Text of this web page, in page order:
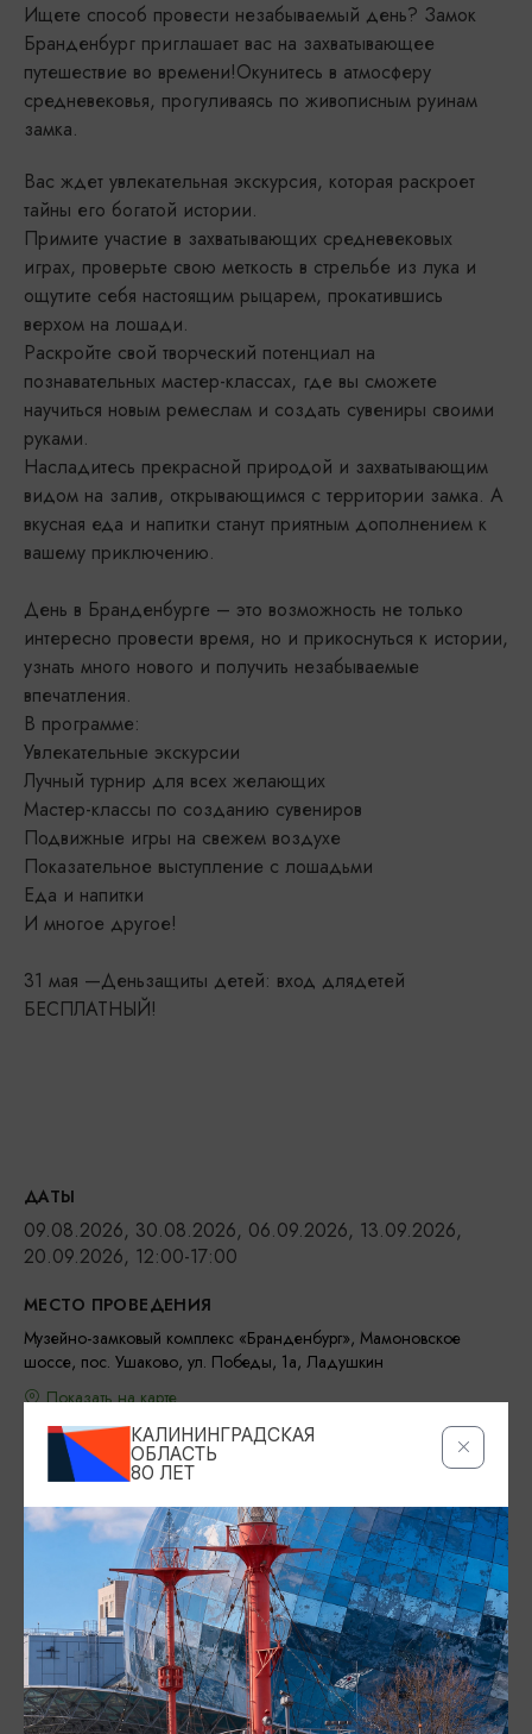
Ищете способ провести незабываемый день? Замок
Бранденбург приглашает вас на захватывающее
путешествие во времени!Окунитесь в атмосферу
средневековья, прогуливаясь по живописным руинам
замка.
Вас ждет увлекательная экскурсия, которая раскроет
тайны его богатой истории.
Примите участие в захватывающих средневековых
играх, проверьте свою меткость в стрельбе из лука и
ощутите себя настоящим рыцарем, прокатившись
верхом на лошади.
Раскройте свой творческий потенциал на
познавательных мастер-классах, где вы сможете
научиться новым ремеслам и создать сувениры своими
руками.
Насладитесь прекрасной природой и захватывающим
видом на залив, открывающимся с территории замка. А
вкусная еда и напитки станут приятным дополнением к
вашему приключению.
День в Бранденбурге – это возможность не только
интересно провести время, но и прикоснуться к истории,
узнать много нового и получить незабываемые
впечатления.
В программе:
Увлекательные экскурсии
Лучный турнир для всех желающих
Мастер-классы по созданию сувениров
Подвижные игры на свежем воздухе
Показательное выступление с лошадьми
Еда и напитки
И многое другое!
31 мая —Деньзащиты детей: вход длядетей
БЕСПЛАТНЫЙ!
ДАТЫ
09.08.2026, 30.08.2026, 06.09.2026, 13.09.2026,
20.09.2026, 12:00-17:00
МЕСТО ПРОВЕДЕНИЯ
Музейно-замковый комплекс «Бранденбург», Мамоновское
шоссе, пос. Ушаково, ул. Победы, 1а, Ладушкин
Показать на карте
ТЕЛЕФОН
+7 (4012) 52-50-53
ВОЗРАСТНЫЕ ОГРАНИЧЕНИЯ
Взрослый - 500 рублей
Детский - 300 рублей
КАЛИНИНГРАДСКАЯ
ОБЛАСТЬ
80 ЛЕТ